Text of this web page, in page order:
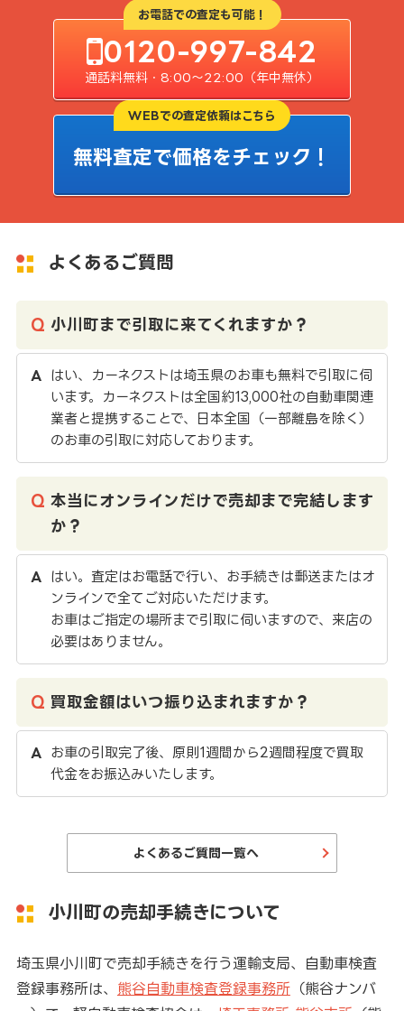
お電話での査定も可能！
0120-997-842
通話料無料・8:00〜22:00（年中無休）
WEBでの査定依頼はこちら
無料査定で価格をチェック！
よくあるご質問
小川町まで引取に来てくれますか？
はい、カーネクストは埼玉県のお車も無料で引取に伺
います。カーネクストは全国約13,000社の自動車関連
業者と提携することで、日本全国（一部離島を除く）
のお車の引取に対応しております。
本当にオンラインだけで売却まで完結します
か？
はい。査定はお電話で行い、お手続きは郵送またはオ
ンラインで全てご対応いただけます。
お車はご指定の場所まで引取に伺いますので、来店の
必要はありません。
買取金額はいつ振り込まれますか？
お車の引取完了後、原則1週間から2週間程度で買取
代金をお振込みいたします。
よくあるご質問一覧へ
小川町の売却手続きについて
埼玉県小川町で売却手続きを行う運輸支局、自動車検査
登録事務所は、 熊谷自動車検査登録事務所（熊谷ナンバ